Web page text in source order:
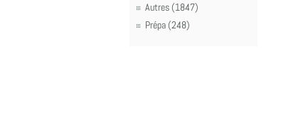
Autres (1847)
Prépa (248)